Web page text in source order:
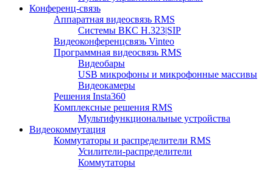
Конференц-связь
Аппаратная видеосвязь RMS
Системы ВКС H.323|SIP
Видеоконференцсвязь Vinteo
Программная видеосвязь RMS
Видеобары
USB микрофоны и микрофонные массивы
Видеокамеры
Решения Insta360
Комплексные решения RMS
Мультифункциональные устройства
Видеокоммутация
Коммутаторы и распределители RMS
Усилители-распределители
Коммутаторы